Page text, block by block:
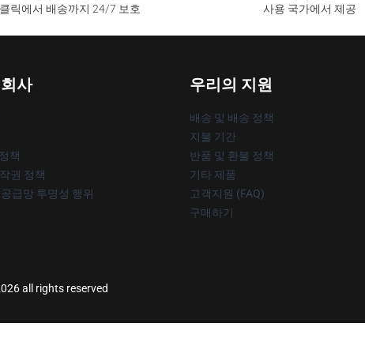
클릭에서 배송까지 24/7 보호
사용 국가에서 제공
사
책
권 정책
급망 투명성 행위
우리의 지원
배송 및 배송 정책
지불 기간
반품 및 환불 정책
기타 제품
고객지원 (FAQ)
구매하기
all rights reserved